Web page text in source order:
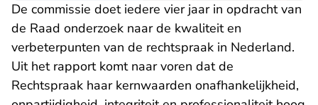
De commissie doet iedere vier jaar in opdracht van
de Raad onderzoek naar de kwaliteit en
verbeterpunten van de rechtspraak in Nederland.
Uit het rapport komt naar voren dat de
Rechtspraak haar kernwaarden onafhankelijkheid,